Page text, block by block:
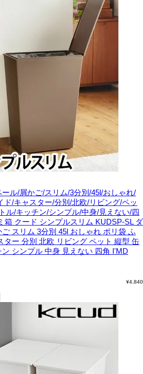
ル/屑かご/スリム/3分別/45l/おしゃれ/
ド/キャスター/分別/北欧/リビング/ペッ
ル/キッチン/シンプル/中身/見えない/四
箱 クード シンプルスリム KUDSP-SL ダ
スリム 3分別 45l おしゃれ ポリ袋 ふ
ター 分別 北欧 リビング ペット 縦型 缶
シンプル 中身 見えない 四角 I'MD
¥4,840